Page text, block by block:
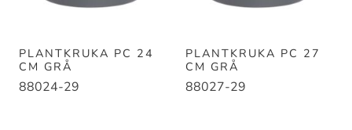
PLANTKRUKA PC 24
CM GRÅ
88024-29
PLANTKRUKA PC 27
CM GRÅ
88027-29